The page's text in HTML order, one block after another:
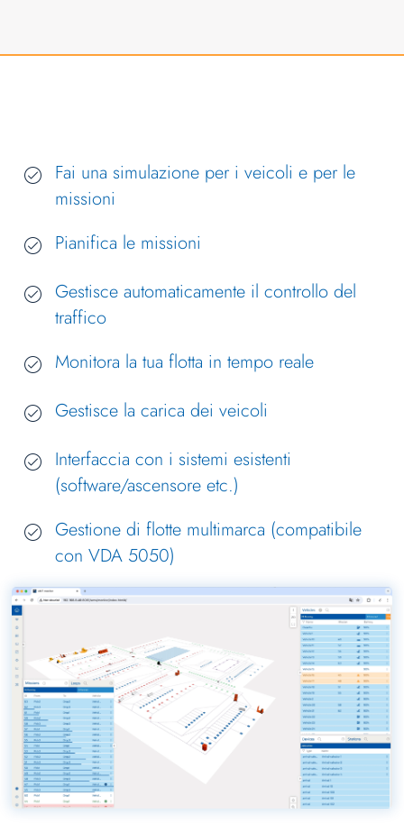
Fai una simulazione per i veicoli e per le
missioni
Pianifica le missioni
Gestisce automaticamente il controllo del
traffico
Monitora la tua flotta in tempo reale
Gestisce la carica dei veicoli
Interfaccia con i sistemi esistenti
(software/ascensore etc.)
Gestione di flotte multimarca (compatibile
con VDA 5050)